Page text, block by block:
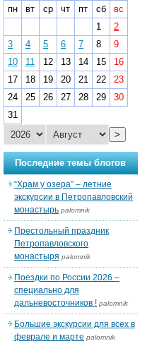
пн
вт ср чт пт сб
вс
1
2
3
4 5 6 7 8
9
10
11 12 13 14 15
16
17
18 19 20 21 22
23
24
25 26 27 28 29
30
31
>
Последние темы блогов
“Храм у озера” – летние
экскурсии в Петропавловский
монастырь palomnik
Престольный праздник
Петропавловского
монастыря palomnik
Поездки по России 2026 –
специально для
дальневосточников ! palomnik
Большие экскурсии для всех в
феврале и марте palomnik